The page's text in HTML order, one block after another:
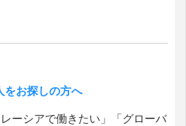
をお探しの方へ
ーシアで働きたい」「グローバ